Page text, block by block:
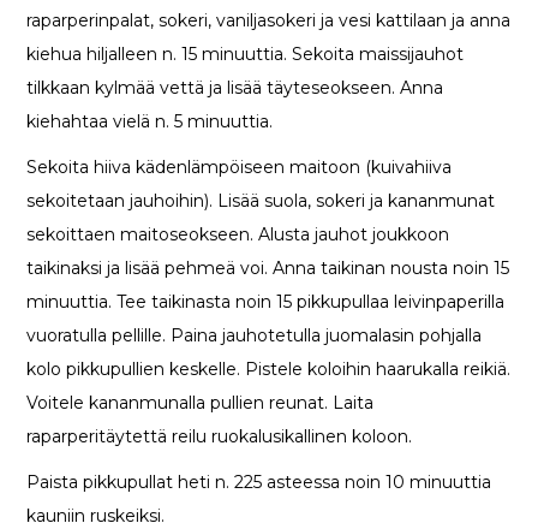
raparperinpalat, sokeri, vaniljasokeri ja vesi kattilaan ja anna
kiehua hiljalleen n. 15 minuuttia. Sekoita maissijauhot
tilkkaan kylmää vettä ja lisää täyteseokseen. Anna
kiehahtaa vielä n. 5 minuuttia.
Sekoita hiiva kädenlämpöiseen maitoon (kuivahiiva
sekoitetaan jauhoihin). Lisää suola, sokeri ja kananmunat
sekoittaen maitoseokseen. Alusta jauhot joukkoon
taikinaksi ja lisää pehmeä voi. Anna taikinan nousta noin 15
minuuttia. Tee taikinasta noin 15 pikkupullaa leivinpaperilla
vuoratulla pellille. Paina jauhotetulla juomalasin pohjalla
kolo pikkupullien keskelle. Pistele koloihin haarukalla reikiä.
Voitele kananmunalla pullien reunat. Laita
raparperitäytettä reilu ruokalusikallinen koloon.
Paista pikkupullat heti n. 225 asteessa noin 10 minuuttia
kauniin ruskeiksi.